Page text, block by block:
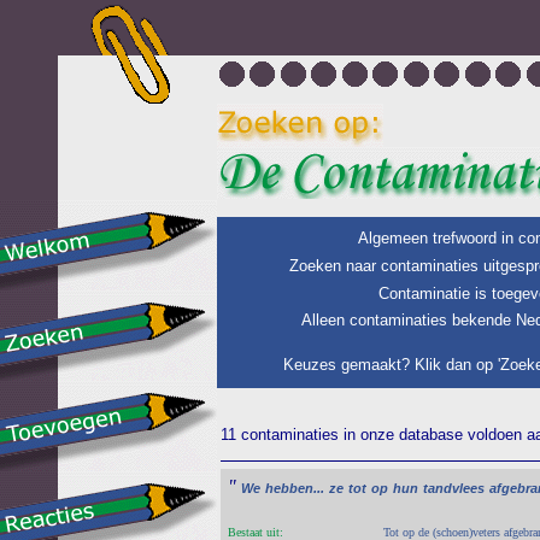
Algemeen trefwoord in
Zoeken naar contaminaties
Contaminatie is
Alleen contaminaties bekende
Keuzes gemaakt? Klik dan op
11 contaminaties in onze database voldoen
" We hebben... ze tot op hun tandvlees
Bestaat uit: Tot op de (schoen)veters